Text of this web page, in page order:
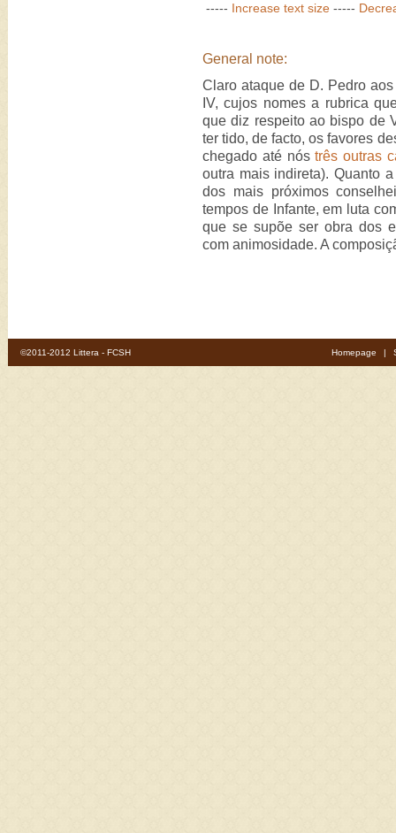
----- Increase text size -----
General note:
Claro ataque de D. Pedro
IV, cujos nomes a rubrica
que diz respeito ao bispo de
ter tido, de facto, os favores
chegado até nóstrês outras
outra mais indireta). Quanto
dos mais próximos
tempos de Infante, em luta
que se supõe ser obra dos
com animosidade. A
©2011-2012 Littera - FCSH Homepage |